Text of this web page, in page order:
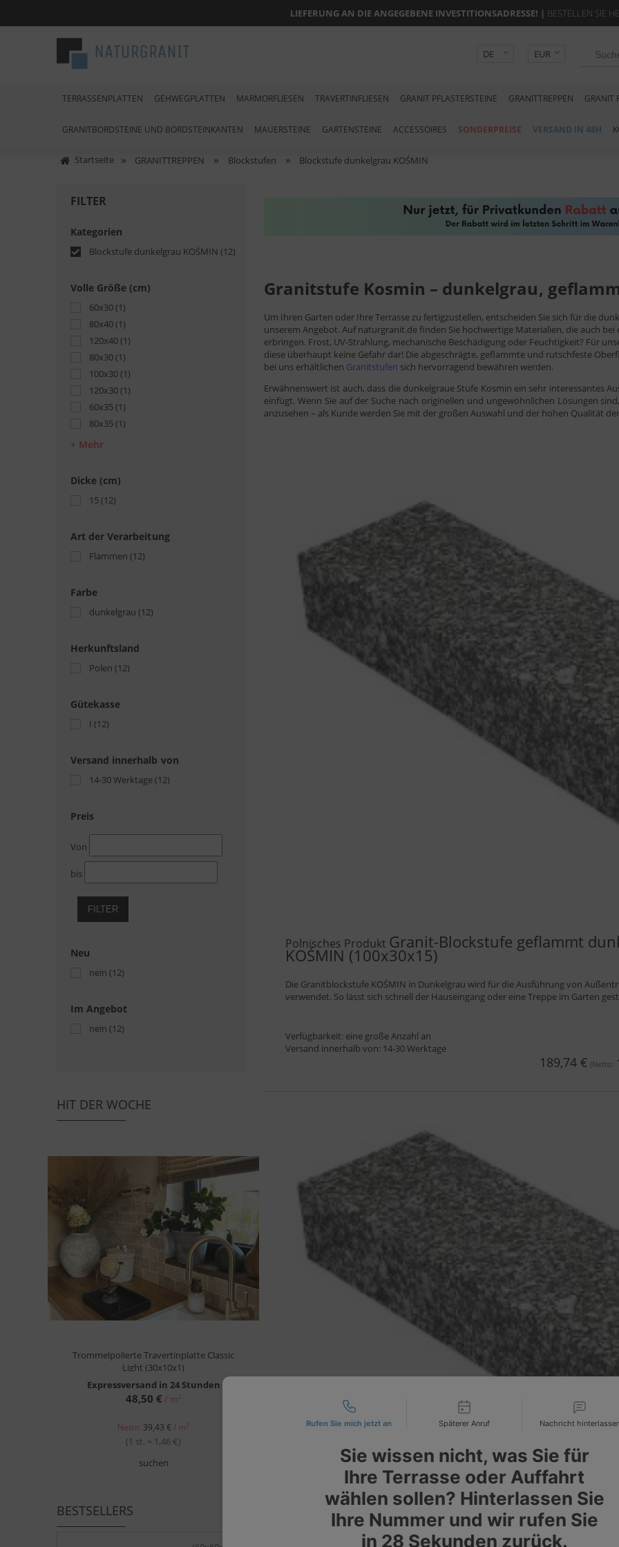
LIEFERUNG AN DIE ANGEGEBENE INVESTITIONSADRESSE! | BESTELLEN SIE
DE
EUR
TERRASSENPLATTEN GEHWEGPLATTEN MARMORFLIESEN TRAVERTINFLIESEN GRANIT PFLASTERSTEINE GRANITTREPPEN GRANIT
GRANITBORDSTEINE UND BORDSTEINKANTEN MAUERSTEINE GARTENSTEINE ACCESSOIRES SONDERPREISE VERSAND IN 48H
Startseite » GRANITTREPPEN » Blockstufen » Blockstufe dunkelgrau KOŚMIN
FILTER
Kategorien
Blockstufe dunkelgrau KOŚMIN (12)
Volle Größe (cm)
60x30(1)
80x40(1)
120x40(1)
80x30(1)
100x30(1)
120x30(1)
60x35(1)
80x35(1)
Mehr
Dicke (cm)
15(12)
Art der Verarbeitung
Flammen (12)
Farbe
dunkelgrau (12)
Herkunftsland
Polen (12)
Gütekasse
I (12)
Versand innerhalb von
14-30 Werktage(12)
Preis
Von
bis
FILTER
Neu
nein (12)
Im Angebot
nein (12)
HIT DER WOCHE
Trommelpolierte Travertinplatte Classic
Light (30x10x1)
Expressversand in 24 Stunden
48,50 € / m2
Netto: 39,43 € / m 2
(1 st. = 1,46 €)
suchen
BESTSELLERS
Granitstufe Kosmin – dunkelgrau,
Um Ihren Garten oder Ihre Terrasse zu fertigzustellen, entscheiden Sie sich für die
unserem Angebot. Auf naturgranit.de finden Sie hochwertige Materialien, die auch
erbringen. Frost, UV-Strahlung, mechanische Beschädigung oder Feuchtigkeit? Für
diese überhaupt keine Gefahr dar! Die abgeschrägte, geflammte und rutschfeste
bei uns erhältlichen Granitstufen sich hervorragend bewähren werden.
Erwähnenswert ist auch, dass die dunkelgraue Stufe Kosmin ein sehr interessantes
einfügt. Wenn Sie auf der Suche nach originellen und ungewöhnlichen Lösungen
anzusehen – als Kunde werden Sie mit der großen Auswahl und der hohen Qualität
Polnisches Produkt Granit-Blockstufe geflammt
KOŚMIN (100x30x15)
Die Granitblockstufe KOŚMIN in Dunkelgrau wird für die Ausführung von
verwendet. So lässt sich schnell der Hauseingang oder eine Treppe im Garten
Verfügbarkeit: eine große Anzahl an
Versand innerhalb von: 14-30 Werktage
189,74 € (Netto:
Contact types
Rufen Sie mich jetzt an Späterer Anruf Nachricht
Sie wissen nicht, was Sie für
Ihre Terrasse oder Auffahrt
wählen sollen? Hinterlassen Sie
Ihre Nummer und wir rufen Sie
in 28 Sekunden zurück.